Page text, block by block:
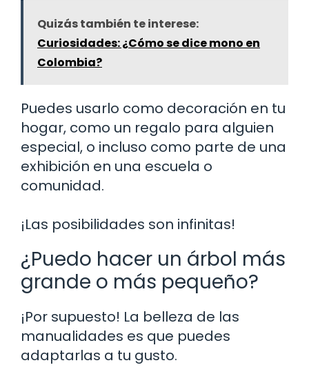
Quizás también te interese:
Curiosidades: ¿Cómo se dice mono en
Colombia?
Puedes usarlo como decoración en tu
hogar, como un regalo para alguien
especial, o incluso como parte de una
exhibición en una escuela o
comunidad.
¡Las posibilidades son infinitas!
¿Puedo hacer un árbol más
grande o más pequeño?
¡Por supuesto! La belleza de las
manualidades es que puedes
adaptarlas a tu gusto.